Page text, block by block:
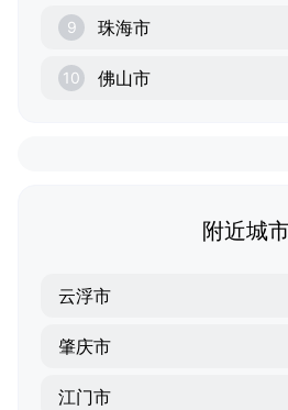
9 珠海市
10 佛山市
附近城
云浮市
肇庆市
江门市